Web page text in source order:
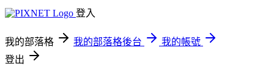
登入
我的部落格 我的部落格後台
我的帳號
登出